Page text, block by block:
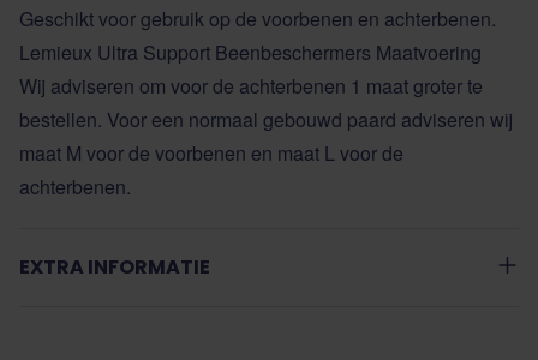
Geschikt voor gebruik op de voorbenen en achterbenen.
Lemieux Ultra Support Beenbeschermers Maatvoering
Wij adviseren om voor de achterbenen 1 maat groter te
bestellen. Voor een normaal gebouwd paard adviseren wij
maat M voor de voorbenen en maat L voor de
achterbenen.
EXTRA INFORMATIE